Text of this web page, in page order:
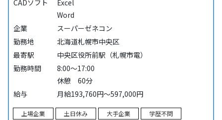
CADソフト
Excel
Word
企業
スーパーゼネコン
勤務地
北海道札幌市中央区
最寄駅
中央区役所前駅（札幌市電）
勤務時間
8:00～17:00
休憩 60分
給与
月給193,760円～597,000円
上場企業 土日休み 大手企業
学歴不問